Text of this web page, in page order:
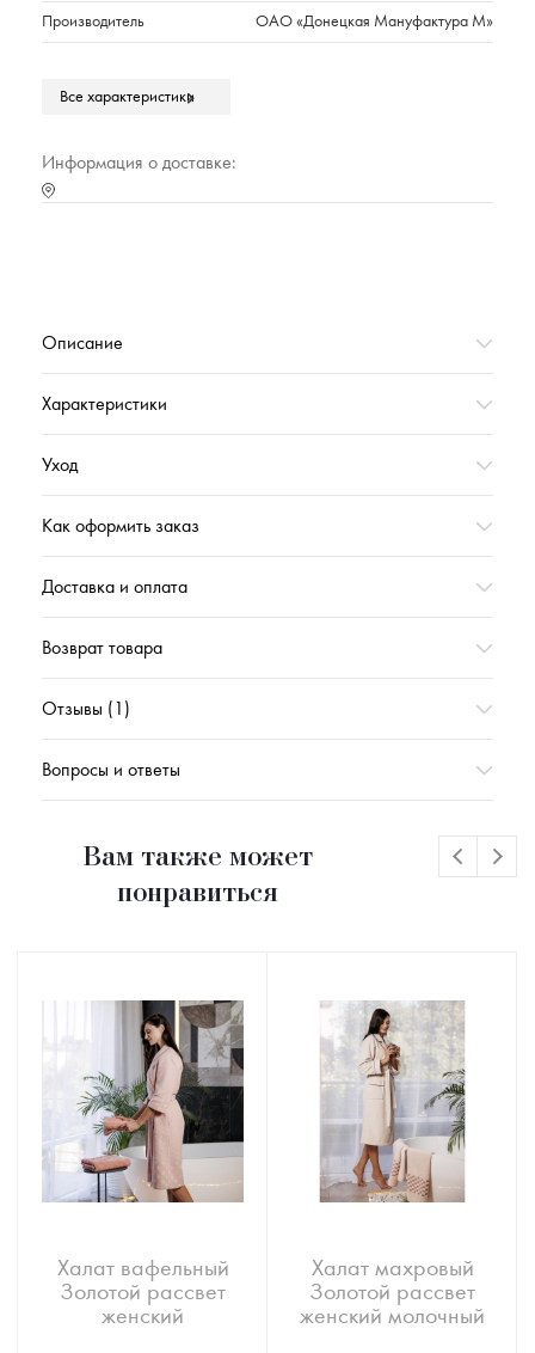
Производитель ОАО «Донецкая Мануфактура М»
Плотность г/м2
Тип упаковки
Вес,г 239
Все характеристики
Информация о доставке:
Описание
Характеристики
Уход
Как оформить заказ
Доставка и оплата
Возврат товара
Отзывы (1)
Вопросы и ответы
Вам также может
понравиться
Халат вафельный
Золотой рассвет
женский
Халат махровый
Золотой рассвет
женский молочный